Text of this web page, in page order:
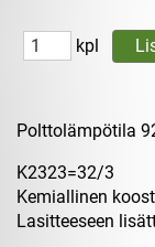
kpl
Polttolämpötila
K2323=32/3
Kemiallinen
Lasitteeseen